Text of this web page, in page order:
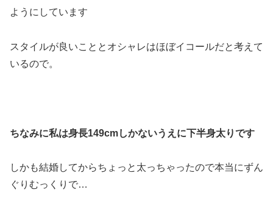
ようにしています
スタイルが良いこととオシャレはほぼイコールだと考えて
いるので。
ちなみに私は身長149cmしかないうえに下半身太りです
しかも結婚してからちょっと太っちゃったので本当にずん
ぐりむっくりで…